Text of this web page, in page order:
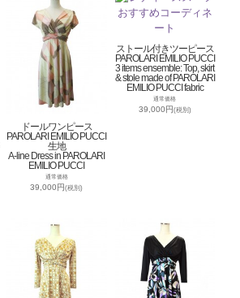
ドールワンピース
PAROLARI EMILIO PUCCI
生地
A-line Dress in PAROLARI
EMILIO PUCCI
通常価格
39,000円(税別)
ストール付きツーピース
PAROLARI EMILIO PUCCI
3 items ensemble: Top, skirt
& stole made of PAROLARI
EMILIO PUCCI fabric
通常価格
39,000円(税別)